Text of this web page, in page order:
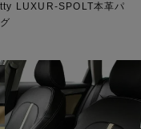
LUXUR-SPOLT本革パ